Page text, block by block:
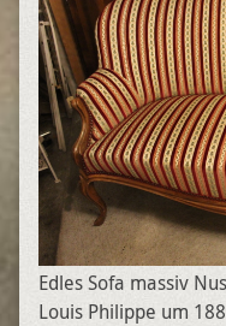
Edles Sofa massiv
Louis Philippe um